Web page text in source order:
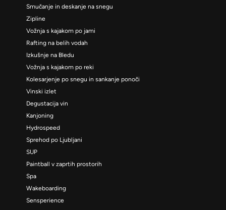
Smučanje in deskanje na snegu
Zipline
Vožnja s kajakom po jami
Rafting na belih vodah
Izkušnje na Bledu
Vožnja s kajakom po reki
Kolesarjenje po snegu in sankanje ponoči
Vinski izlet
Degustacija vin
Kanjoning
Hydrospeed
Sprehod po Ljubljani
SUP
Paintball v zaprtih prostorih
Spa
Wakeboarding
Sensperience